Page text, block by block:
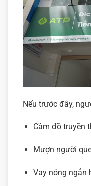
Nếu trước đây,
Cầm đồ truyền
Mượn người
Vay nóng ngắn